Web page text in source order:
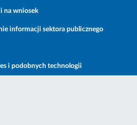
na wniosek
informacji sektora publicznego
i podobnych technologii